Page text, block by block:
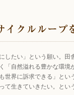
たい」という願い。田
「自然溢れる豊かな環境
世界に訴求できる」とい
生きていきたい。とい